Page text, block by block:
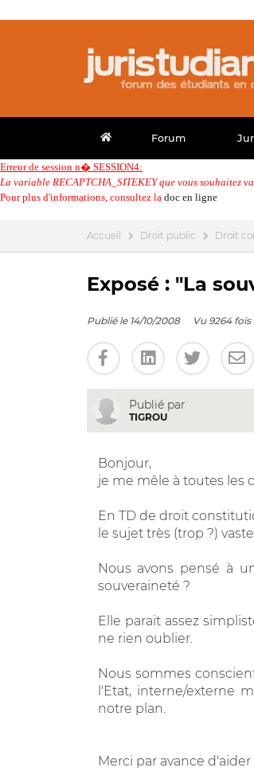
Forum
Erreur de session n� SESSION4:
La variable RECAPTCHA_SITEKEY que vous souhaitez
Pour plus d'informations, consultez la doc en ligne
Accueil Droit public Droit
Exposé : "La
Publié le 14/10/2008 Vu 9264 fois
Publié par
TIGROU
Bonjour,
je me mêle à toutes les
En TD de droit
le sujet très (trop ?)
Nous avons pensé à
souveraineté ?
Elle parait assez
ne rien oublier.
Nous sommes
l'Etat, interne/externe
notre plan.
Merci par avance